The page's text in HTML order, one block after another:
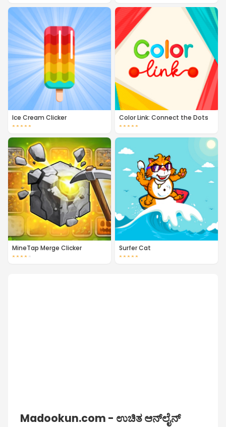
Ice Cream Clicker
★ ★ ★ ★ ★
Color Link: Connect the Dots
★ ★ ★ ★ ★
MineTap Merge Clicker
★ ★ ★ ★ ★
Surfer Cat
★ ★ ★ ★ ★
Madookun.com - ಉಚಿತ ಆನ್‌ಲೈನ್